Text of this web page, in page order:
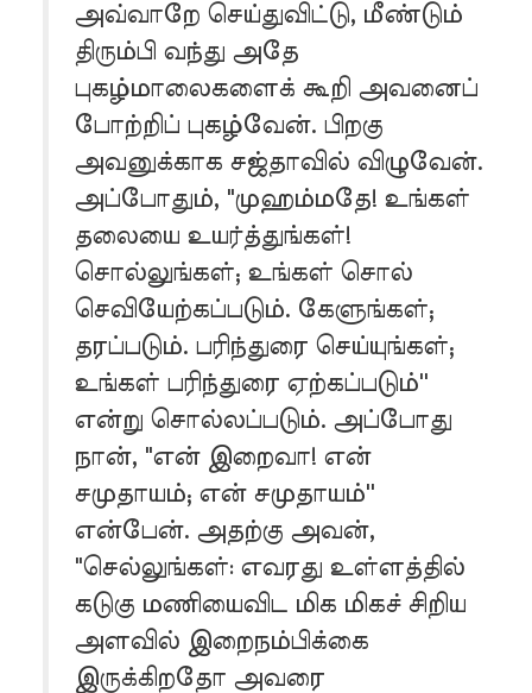
அவ்வாறே செய்துவிட்டு, மீண்டும்
திரும்பி வந்து அதே
புகழ்மாலைகளைக் கூறி அவனைப்
போற்றிப் புகழ்வேன். பிறகு
அவனுக்காக சஜ்தாவில் விழுவேன்.
அப்போதும், "முஹம்மதே! உங்கள்
தலையை உயர்த்துங்கள்!
சொல்லுங்கள்; உங்கள் சொல்
செவியேற்கப்படும். கேளுங்கள்;
தரப்படும். பரிந்துரை செய்யுங்கள்;
உங்கள் பரிந்துரை ஏற்கப்படும்''
என்று சொல்லப்படும். அப்போது
நான், "என் இறைவா! என்
சமுதாயம்; என் சமுதாயம்''
என்பேன். அதற்கு அவன்,
"செல்லுங்கள்: எவரது உள்ளத்தில்
கடுகு மணியைவிட மிக மிகச் சிறிய
அளவில் இறைநம்பிக்கை
இருக்கிறதோ அவரை